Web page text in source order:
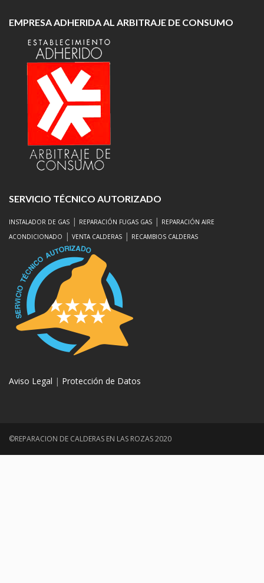
EMPRESA ADHERIDA AL ARBITRAJE DE CONSUMO
SERVICIO TÉCNICO AUTORIZADO
INSTALADOR DE GAS | REPARACIÓN FUGAS GAS | REPARACIÓN AIRE
ACONDICIONADO
| VENTA CALDERAS | RECAMBIOS CALDERAS
Aviso Legal | Protección de Datos
©REPARACION DE CALDERAS EN LAS ROZAS 2020